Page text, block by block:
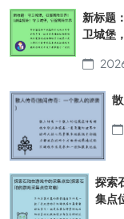
新标题
卫城堡
探索
集点